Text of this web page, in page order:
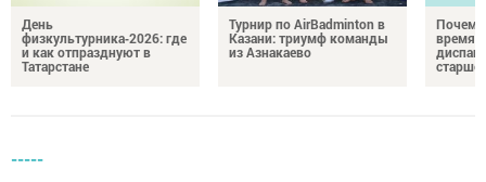
День
физкультурника‑2026: где
и как отпразднуют в
Татарстане
Турнир по AirBadminton в
Казани: триумф команды
из Азнакаево
Почему
время
-----